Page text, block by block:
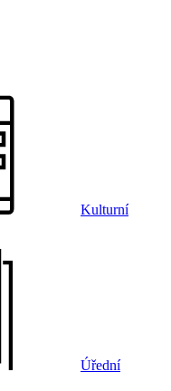
Kulturní
Úřední